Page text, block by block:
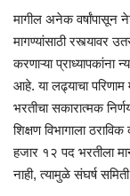
मागील अनेक वर्षांपासून
मागण्यांसाठी रस्त्यावर
करणाऱ्याप्राध्यापकांना
आहे. या लढ्याचा
भरतीचा सकारात्मक
शिक्षण विभागाला
हजार १२ पद भरतीला
नाही, त्यामुळे संघर्ष